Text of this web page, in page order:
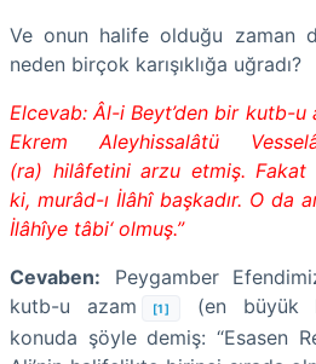
Ve onun halife olduğu zaman
neden birçok karışıklığa uğradı?
Elcevab: Âl-i Beyt’den bir kutb-u
Ekrem Aleyhissalâtü
(ra) hilâfetini arzu etmiş.
ki, murâd-ı İlâhî başkadır. O da
İlâhîye tâbi‘ olmuş.”
Cevaben: Peygamber
kutb-u azam
[1]
(en büyük
konuda şöyle demiş: “Esasen